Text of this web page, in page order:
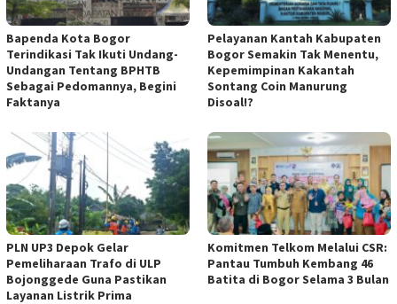
Bapenda Kota Bogor
Terindikasi Tak Ikuti Undang-
Undangan Tentang BPHTB
Sebagai Pedomannya, Begini
Faktanya
Pelayanan Kantah Kabupaten
Bogor Semakin Tak Menentu,
Kepemimpinan Kakantah
Sontang Coin Manurung
Disoal!?
PLN UP3 Depok Gelar
Pemeliharaan Trafo di ULP
Bojonggede Guna Pastikan
Layanan Listrik Prima
Komitmen Telkom Melalui CSR:
Pantau Tumbuh Kembang 46
Batita di Bogor Selama 3 Bulan